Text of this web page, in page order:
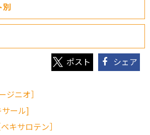
別
シェア
ジニオ］
ール]
キサロテン］